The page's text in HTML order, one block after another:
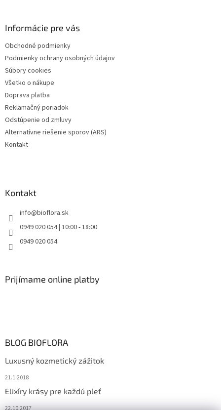
Informácie pre vás
Obchodné podmienky
Podmienky ochrany osobných údajov
Súbory cookies
Všetko o nákupe
Doprava platba
Reklamačný poriadok
Odstúpenie od zmluvy
Alternatívne riešenie sporov (ARS)
Kontakt
Kontakt
info@bioflora.sk
0949 020 054 | 10:00 - 18:00
0949 020 054
Prijímame online platby
BLOG BIOFLORA
Luxusný kozmetický zážitok
21.1.2018
Elixíry krásy pre každú pleť